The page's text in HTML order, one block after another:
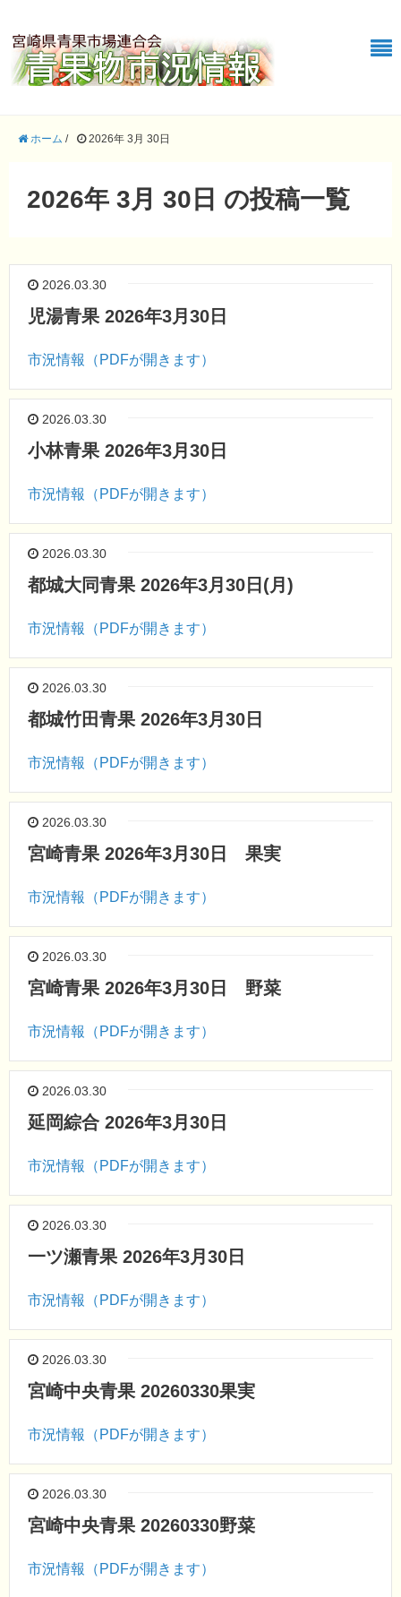
ホーム / 2026年 3月 30日
2026年 3月 30日 の投稿一覧
2026.03.30
児湯青果 2026年3月30日
市況情報（PDFが開きます）
2026.03.30
小林青果 2026年3月30日
市況情報（PDFが開きます）
2026.03.30
都城大同青果 2026年3月30日(月)
市況情報（PDFが開きます）
2026.03.30
都城竹田青果 2026年3月30日
市況情報（PDFが開きます）
2026.03.30
宮崎青果 2026年3月30日 果実
市況情報（PDFが開きます）
2026.03.30
宮崎青果 2026年3月30日 野菜
市況情報（PDFが開きます）
2026.03.30
延岡綜合 2026年3月30日
市況情報（PDFが開きます）
2026.03.30
一ツ瀬青果 2026年3月30日
市況情報（PDFが開きます）
2026.03.30
宮崎中央青果 20260330果実
市況情報（PDFが開きます）
2026.03.30
宮崎中央青果 20260330野菜
市況情報（PDFが開きます）